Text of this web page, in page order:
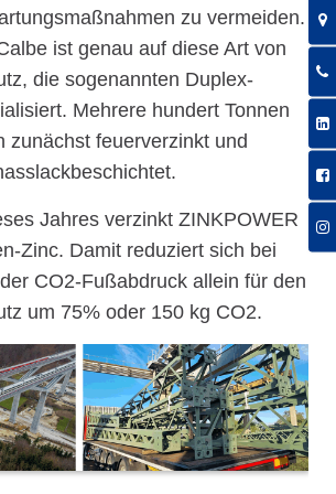
zu vermeiden.
ist genau auf diese Art von
die sogenannten Duplex-
Mehrere hundert Tonnen
zunächst feuerverzinkt und
Jahres verzinkt ZINKPOWER
Zinc. Damit reduziert sich bei
CO2-Fußabdruck allein für den
um 75% oder 150 kg CO2.